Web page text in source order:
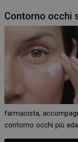
Contorno occhi
farmacista,
contorno occhi più